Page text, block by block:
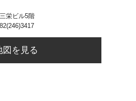
栄ビル5階
図を見る